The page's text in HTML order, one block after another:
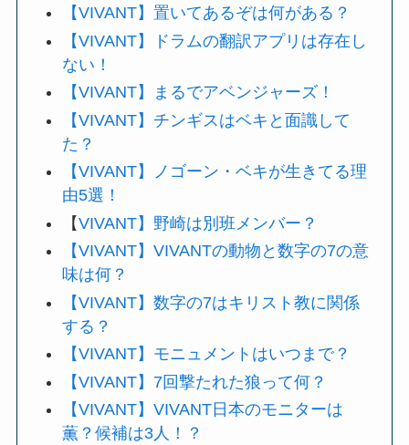
【VIVANT】置いてあるぞは何がある？
【VIVANT】ドラムの翻訳アプリは存在し
ない！
【VIVANT】まるでアベンジャーズ！
【VIVANT】チンギスはベキと面識して
た？
【VIVANT】ノゴーン・ベキが生きてる理
由5選！
【VIVANT】野崎は別班メンバー？
【VIVANT】VIVANTの動物と数字の7の意
味は何？
【VIVANT】数字の7はキリスト教に関係
する？
【VIVANT】モニュメントはいつまで？
【VIVANT】7回撃たれた狼って何？
【VIVANT】VIVANT日本のモニターは
薫？候補は3人！？